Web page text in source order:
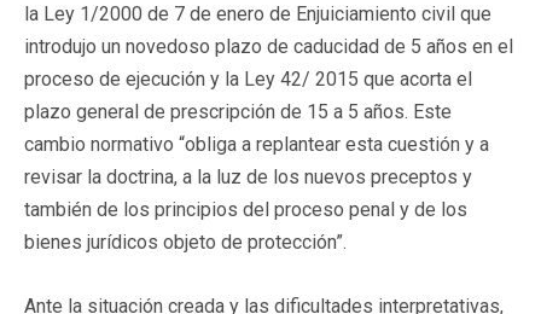
la Ley 1/2000 de 7 de enero de Enjuiciamiento civil que
introdujo un novedoso plazo de caducidad de 5 años en el
proceso de ejecución y la Ley 42/ 2015 que acorta el
plazo general de prescripción de 15 a 5 años. Este
cambio normativo “obliga a replantear esta cuestión y a
revisar la doctrina, a la luz de los nuevos preceptos y
también de los principios del proceso penal y de los
bienes jurídicos objeto de protección”.
Ante la situación creada y las dificultades interpretativas,